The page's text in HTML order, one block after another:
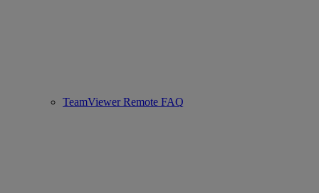
TeamViewer Remote FAQ